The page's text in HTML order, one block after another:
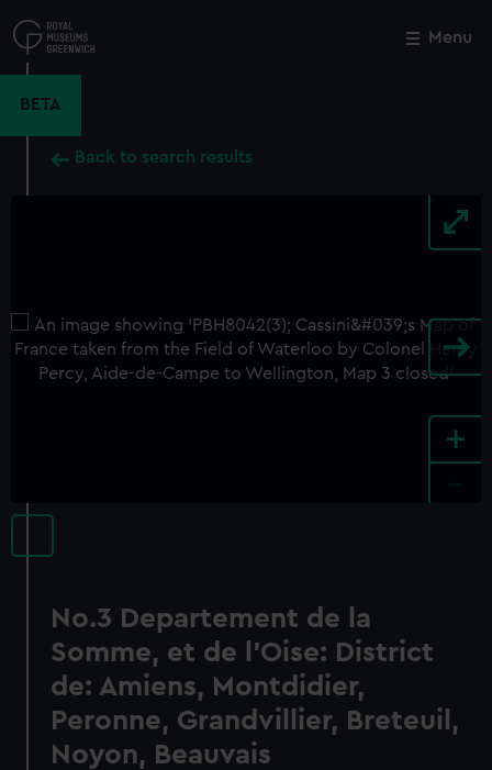
to
main
Menu
BETA
Back to search results
+
No.3 Departement de la
Somme, et de l'Oise: District
de: Amiens, Montdidier,
Peronne, Grandvillier, Breteuil,
Noyon, Beauvais
Close